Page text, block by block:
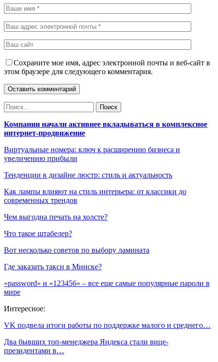
Сохраните мое имя, адрес электронной почты и веб-сайт в
этом браузере для следующего комментария.
Компании начали активнее вкладываться в комплексное
интернет-продвижение
Виртуальные номера: ключ к расширению бизнеса и
увеличению прибыли
Тенденции в дизайне люстр: стиль и актуальность
Как лампы влияют на стиль интерьера: от классики до
современных трендов
Чем выгодна печать на холсте?
Что такое штабелер?
Вот несколько советов по выбору ламината
Где заказать такси в Минске?
«password» и «123456» – все еще самые популярные пароли в
мире
Интересное:
VK подвела итоги работы по поддержке малого и среднего…
Два бывших топ-менеджера Яндекса стали вице-
президентами в…